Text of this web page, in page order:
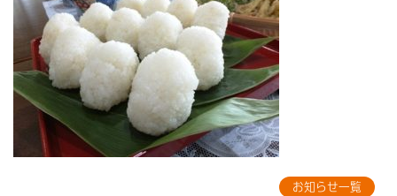
お知らせ一覧